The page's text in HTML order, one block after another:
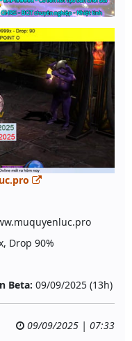
Drop 90%
Beta: 09/09/2025 (13h)
09/09/2025 | 07:33